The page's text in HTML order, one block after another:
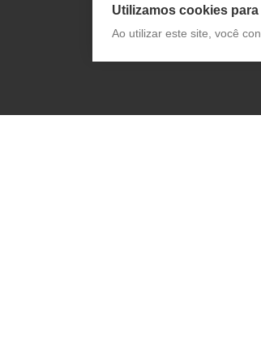
Utilizamos cookies
Ao utilizar este site, você